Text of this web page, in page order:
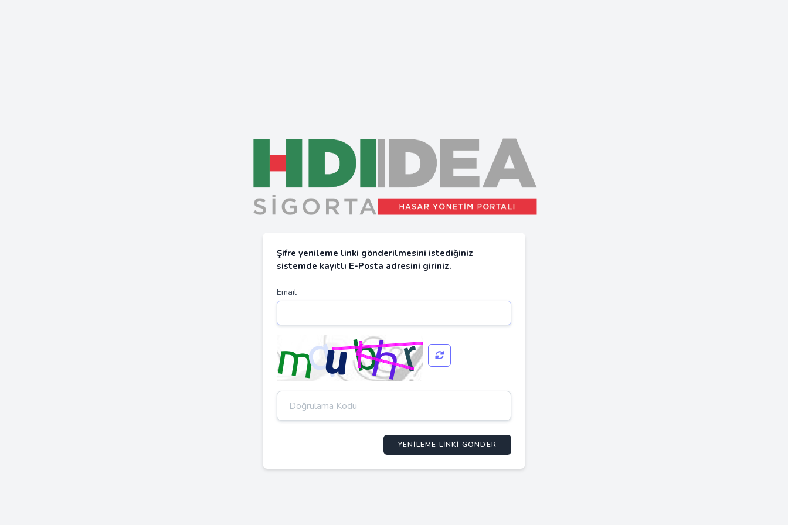
Şifre yenileme linki gönderilmesini istediğiniz
sistemde kayıtlı E-Posta adresini giriniz.
Email
YENILEME LINKI GÖNDER